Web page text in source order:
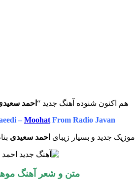
هم اکنون شنوده آهنگ جدید “ احمد
– Moohat From Radio Javan
موزیک جدید و بسیار زیبای احمد سعیدی
متن و شعر آهنگ